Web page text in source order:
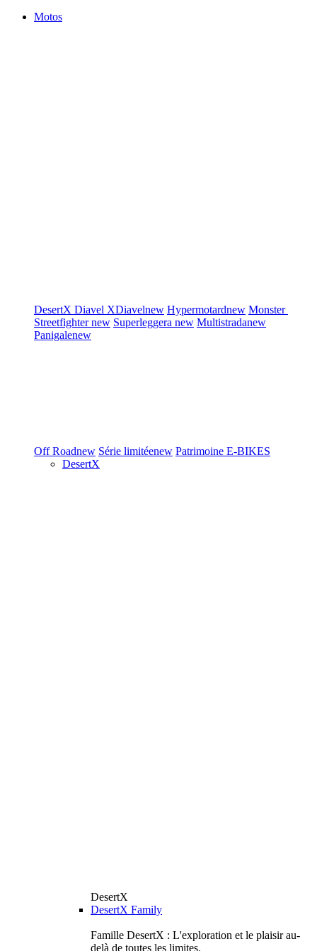
Motos
DesertX Diavel XDiavelnew Hypermotardnew Monster
Streetfighternew Superleggera new Multistradanew
Panigalenew
Off Roadnew Série limitéenew Patrimoine E-BIKES
DesertX
DesertX
DesertX Family
Famille DesertX : L'exploration et le plaisir au-
delà de toutes les limites.